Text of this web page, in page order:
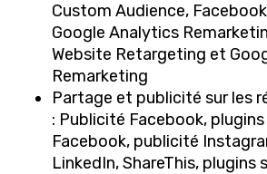
Custom Audience,
Google Analytics
Website Retargeting et
Remarketing
Partage et publicité sur les
: Publicité Facebook,
Facebook, publicité
LinkedIn, ShareThis, plugins